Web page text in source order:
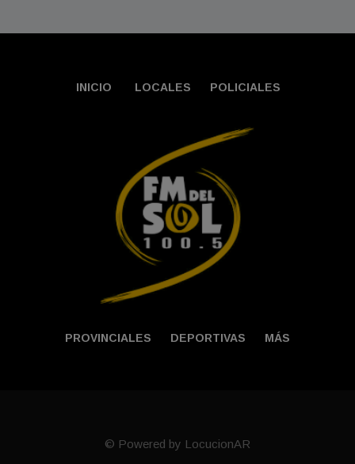
INICIO LOCALES POLICIALES
PROVINCIALES DEPORTIVAS MÁS
© Powered by LocucionAR